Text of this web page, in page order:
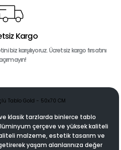
Kargo
biz karşılıyoruz. Ücretsiz kargo fırsatını
klasik tarzlarda binlerce tablo
çerçeve ve yüksek kaliteli
malzeme, estetik tasarım ve
yaşam alanlarınıza değer